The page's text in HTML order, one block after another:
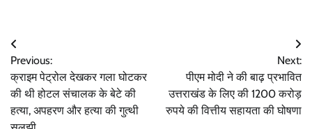
Post
navigation
Previous:
क्राइम पेट्रोल देखकर गला घोटकर
की थी होटल संचालक के बेटे की
हत्या, अपहरण और हत्या की गुत्थी
Next:
पीएम मोदी ने की बाढ़ प्रभावित
उत्तराखंड के लिए की 1200 करोड़
रुपये की वित्तीय सहायता की घोषणा